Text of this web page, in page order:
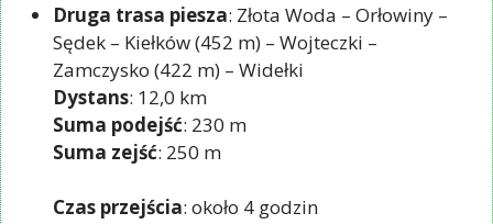
Druga trasa piesza: Złota Woda – Orłowiny –
Sędek – Kiełków (452 m) – Wojteczki –
Zamczysko (422 m) – Widełki
Dystans: 12,0 km
Suma podejść: 230 m
Suma zejść: 250 m
Czas przejścia: około 4 godzin